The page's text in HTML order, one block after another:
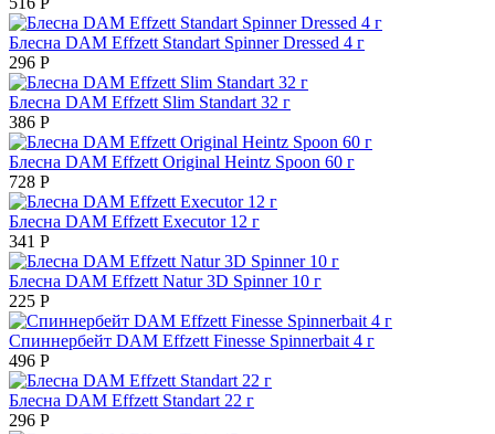
Блесна DAM Effzett Standart Spinner Dressed 4 г
296 Р
Блесна DAM Effzett Slim Standart 32 г
386 Р
Блесна DAM Effzett Original Heintz Spoon 60 г
728 Р
Блесна DAM Effzett Executor 12 г
341 Р
Блесна DAM Effzett Natur 3D Spinner 10 г
225 Р
Спиннербейт DAM Effzett Finesse Spinnerbait 4 г
496 Р
Блесна DAM Effzett Standart 22 г
296 Р